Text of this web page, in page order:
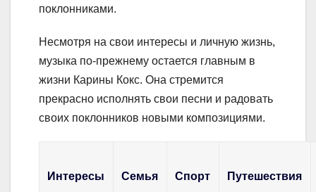
поклонниками.
Несмотря на свои интересы и личную жизнь,
музыка по-прежнему остается главным в
жизни Карины Кокс. Она стремится
прекрасно исполнять свои песни и радовать
своих поклонников новыми композициями.
Интересы Семья Спорт Путешествия